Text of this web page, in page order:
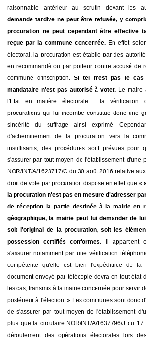
raisonnable antérieur au scrutin devant les
demande tardive ne peut être refusée, y
procuration ne peut cependant être effective
reçue par la commune concernée. En effet,
électoral, la procuration est établie par des
en recommandé ou par porteur contre accusé de
commune d'inscription.Si tel n'est pas le
mandataire n'est pas autorisé à voter. Le maire
l'Etat en matière électorale : la vérification
procurations qui lui incombe constitue donc une
sincérité du suffrage ainsi exprimé.
d'acheminement de la procuration vers la
insuffisants, des procédures sont prévues pour
s'assurer par tout moyen de l'établissement d'une
NOR/INT/A/1623717/C du 30 août 2016 relative
droit de vote par procuration dispose en effet que «
la procuration n'est pas en mesure d'adresser
de réception la partie destinée à la mairie en
géographique, la mairie peut lui demander de
soit l'original de la procuration, soit les
possession certifiés conformes. Il appartient
s'assurer notamment par une vérification
compétente qu'elle est bien l'expéditrice de la
document envoyé par télécopie devra en tout état
les cas, transmis à la mairie concernée pour servir
postérieur à l'élection. » Les communes sont donc
de s'assurer par tout moyen de l'établissement
plus que la circulaire NOR/INT/A/1637796/J du
déroulement des opérations électorales lors